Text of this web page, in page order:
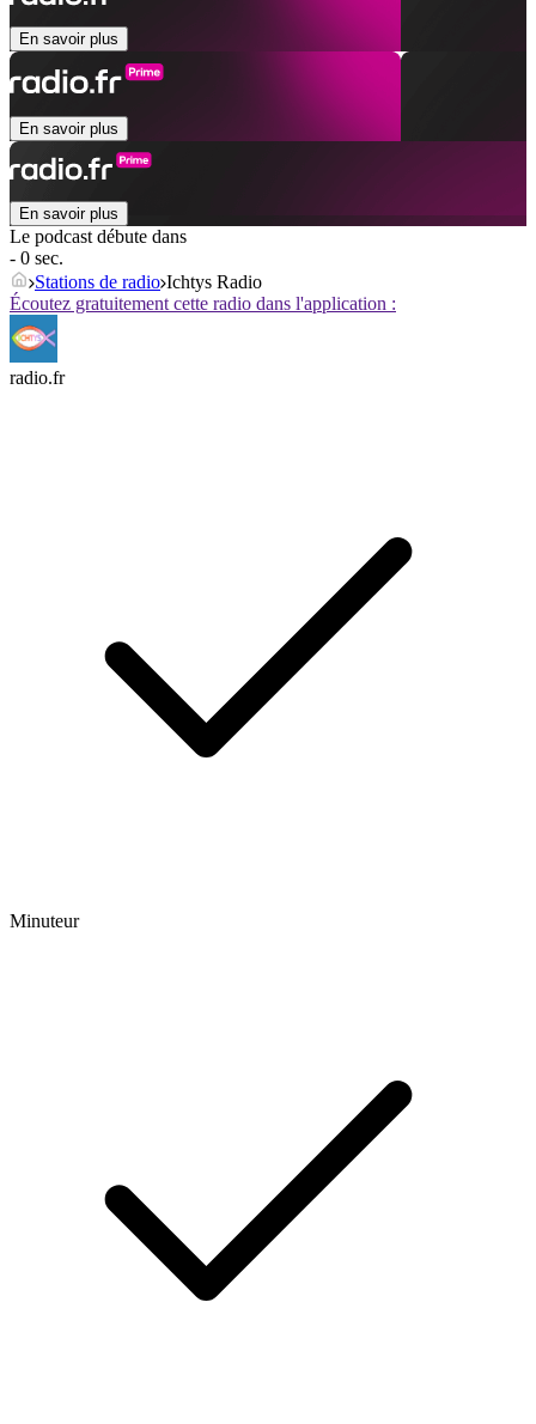
En savoir plus
En savoir plus
En savoir plus
Le podcast débute dans
- 0 sec.
Stations de radio Ichtys Radio
Écoutez gratuitement cette radio dans l'application :
radio.fr
Minuteur